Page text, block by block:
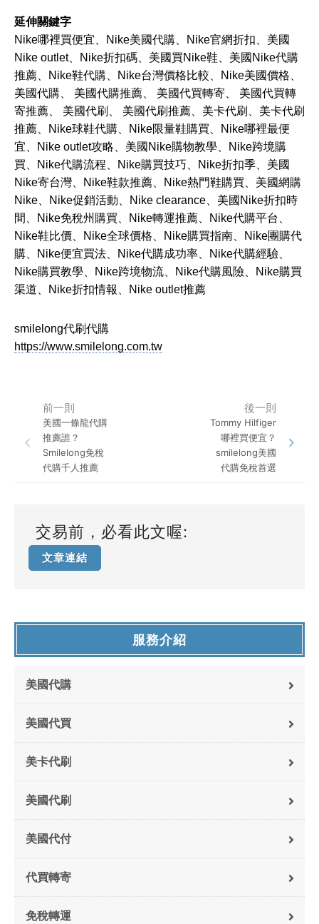
延伸關鍵字
Nike哪裡買便宜、Nike美國代購、Nike官網折扣、美國
Nike outlet、Nike折扣碼、美國買Nike鞋、美國Nike代購
推薦、Nike鞋代購、Nike台灣價格比較、Nike美國價格、
美國代購、 美國代購推薦、 美國代買轉寄、 美國代買轉
寄推薦、 美國代刷、 美國代刷推薦、美卡代刷、美卡代刷
推薦、Nike球鞋代購、Nike限量鞋購買、Nike哪裡最便
宜、Nike outlet攻略、美國Nike購物教學、Nike跨境購
買、Nike代購流程、Nike購買技巧、Nike折扣季、美國
Nike寄台灣、Nike鞋款推薦、Nike熱門鞋購買、美國網購
Nike、Nike促銷活動、Nike clearance、美國Nike折扣時
間、Nike免稅州購買、Nike轉運推薦、Nike代購平台、
Nike鞋比價、Nike全球價格、Nike購買指南、Nike團購代
購、Nike便宜買法、Nike代購成功率、Nike代購經驗、
Nike購買教學、Nike跨境物流、Nike代購風險、Nike購買
渠道、Nike折扣情報、Nike outlet推薦
smilelong代刷代購
https://www.smilelong.com.tw
前一則
美國一條龍代購
推薦誰？
Smilelong免稅
代購千人推薦
後一則
Tommy Hilfiger
哪裡買便宜？
smilelong美國
代購免稅首選
交易前，必看此文喔:
文章連結
服務介紹
美國代購
美國代買
美卡代刷
美國代刷
美國代付
代買轉寄
免稅轉運